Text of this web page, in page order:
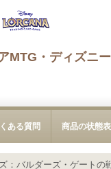
MTG・ディズニ
ある質問 商品の状態
：バルダーズ・ゲートの